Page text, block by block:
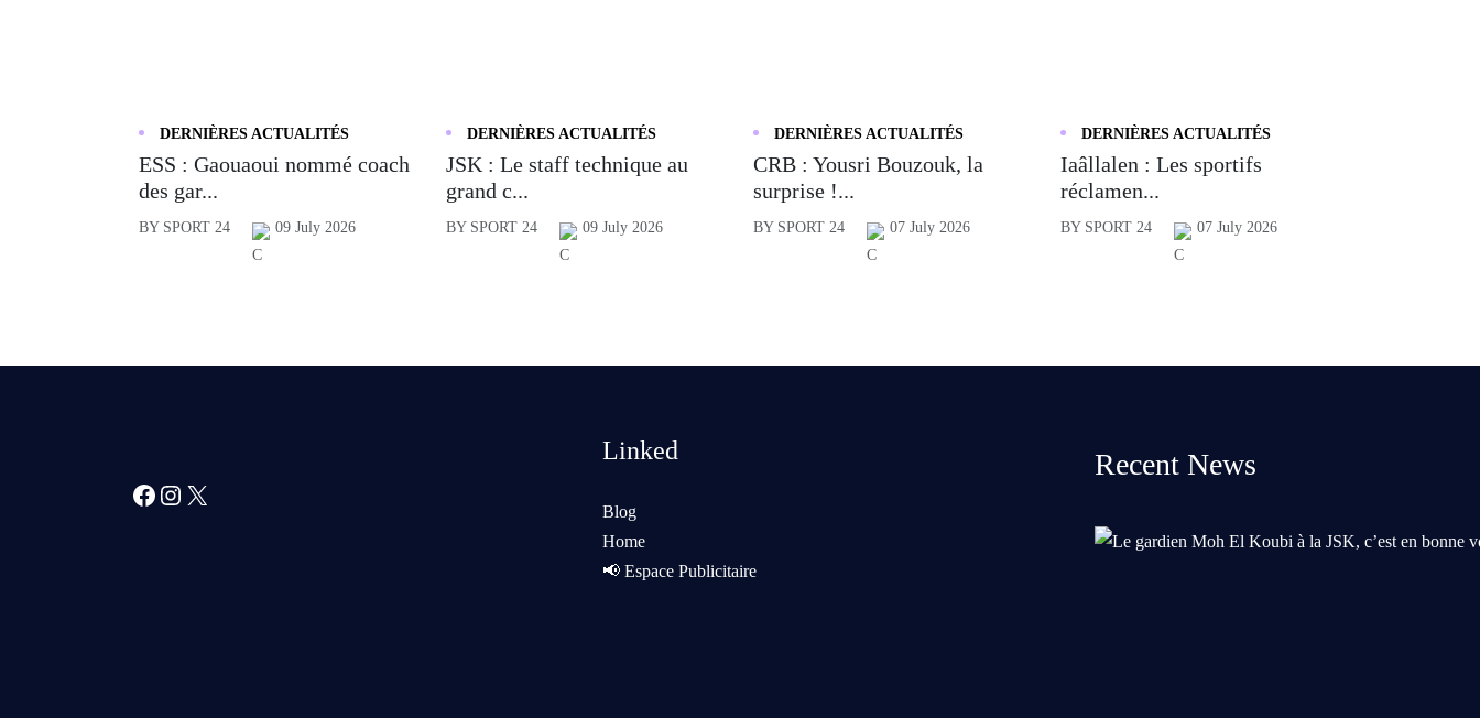
DERNIÈRES ACTUALITÉS
ESS : Gaouaoui nommé coach
des gar...
BY SPORT 24 09 July 2026
DERNIÈRES ACTUALITÉS
JSK : Le staff technique au
grand c...
BY SPORT 24 09 July 2026
DERNIÈRES ACTUALITÉS
CRB : Yousri Bouzouk, la
surprise !...
BY SPORT 24 07 July 2026
DERNIÈRES ACTUALITÉS
Iaâllalen : Les sportifs
réclamen...
BY SPORT 24 07 July 2026
Facebook
Instagram
X
Linked
Blog
Home
📢 Espace Publicitaire
Recent News